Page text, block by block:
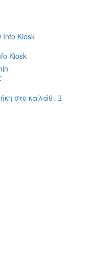
Kiosk
στο καλάθι